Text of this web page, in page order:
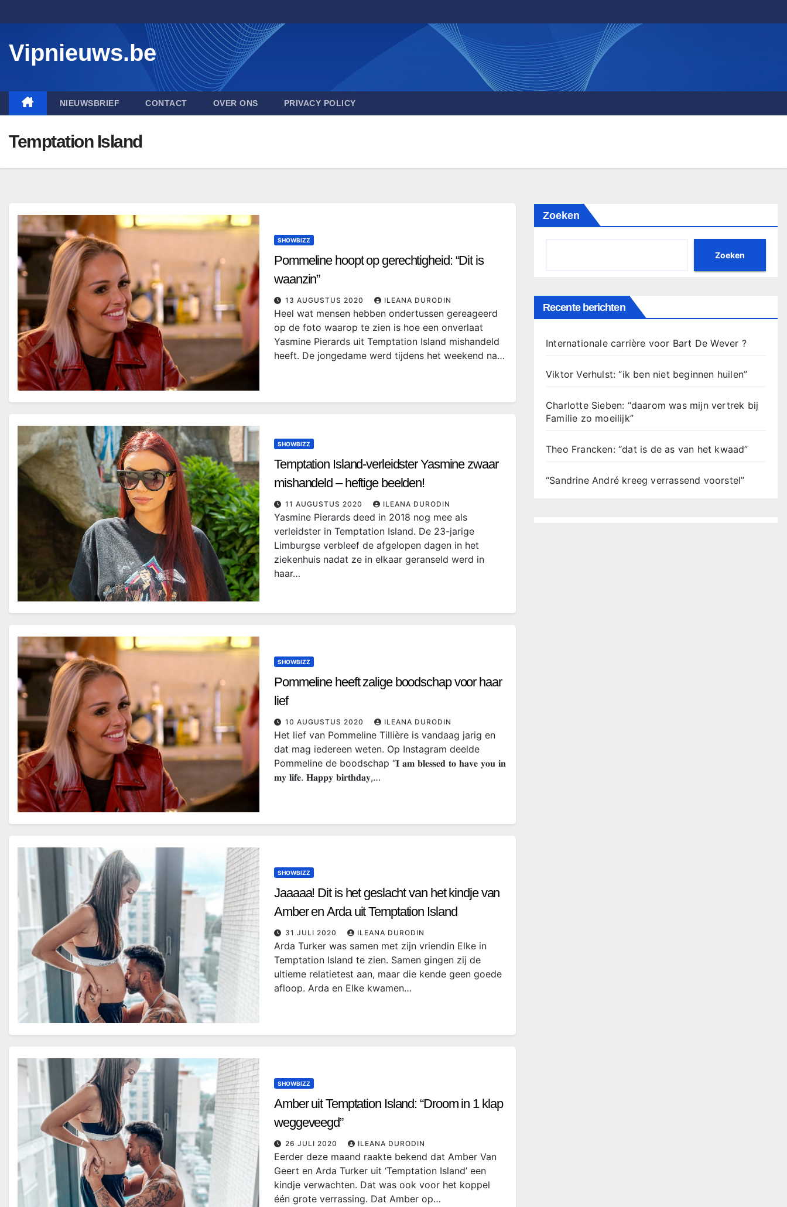
to
Vipnieuws.be
NIEUWSBRIEF CONTACT OVER ONS PRIVACY POLICY
Temptation Island
SHOWBIZZ
Pommeline hoopt op gerechtigheid: “Dit is
waanzin”
13 AUGUSTUS 2020 ILEANA DURODIN
Heel wat mensen hebben ondertussen gereageerd
op de foto waarop te zien is hoe een onverlaat
Yasmine Pierards uit Temptation Island mishandeld
heeft. De jongedame werd tijdens het weekend na…
SHOWBIZZ
Temptation Island-verleidster Yasmine zwaar
mishandeld – heftige beelden!
11 AUGUSTUS 2020 ILEANA DURODIN
Yasmine Pierards deed in 2018 nog mee als
verleidster in Temptation Island. De 23-jarige
Limburgse verbleef de afgelopen dagen in het
ziekenhuis nadat ze in elkaar geranseld werd in
haar…
SHOWBIZZ
Pommeline heeft zalige boodschap voor haar
lief
10 AUGUSTUS 2020 ILEANA DURODIN
Het lief van Pommeline Tillière is vandaag jarig en
dat mag iedereen weten. Op Instagram deelde
Pommeline de boodschap “𝐈 𝐚𝐦 𝐛𝐥𝐞𝐬𝐬𝐞𝐝 𝐭𝐨 𝐡𝐚𝐯𝐞 𝐲𝐨𝐮 𝐢𝐧
𝐦𝐲 𝐥𝐢𝐟𝐞. 𝐇𝐚𝐩𝐩𝐲 𝐛𝐢𝐫𝐭𝐡𝐝𝐚𝐲,…
SHOWBIZZ
Jaaaaa! Dit is het geslacht van het kindje van
Amber en Arda uit Temptation Island
31 JULI 2020 ILEANA DURODIN
Arda Turker was samen met zijn vriendin Elke in
Temptation Island te zien. Samen gingen zij de
ultieme relatietest aan, maar die kende geen goede
afloop. Arda en Elke kwamen…
SHOWBIZZ
Amber uit Temptation Island: “Droom in 1 klap
weggeveegd”
26 JULI 2020 ILEANA DURODIN
Eerder deze maand raakte bekend dat Amber Van
Geert en Arda Turker uit ‘Temptation Island’ een
kindje verwachten. Dat was ook voor het koppel
één grote verrassing. Dat Amber op…
Zoeken
Zoeken
Recente berichten
Internationale carrière voor Bart De Wever ?
Viktor Verhulst: “ik ben niet beginnen huilen”
Charlotte Sieben: “daarom was mijn vertrek bij
Familie zo moeilijk”
Theo Francken: “dat is de as van het kwaad”
“Sandrine André kreeg verrassend voorstel”